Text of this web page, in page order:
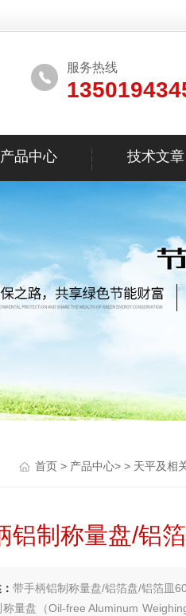
服务热线
产品中心 技术文章
首页 > 产品中心> > 天平及相
铝制称量盘/铝
带手柄铝制称量盘/铝箔盘/铝箔皿
量盘（Oil-free Aluminum